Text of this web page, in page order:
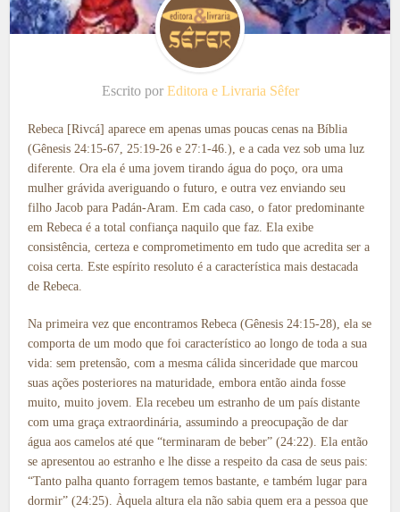
Escrito por Editora e Livraria Sêfer
Rebeca [Rivcá] aparece em apenas umas poucas cenas na Bíblia
(Gênesis 24:15-67, 25:19-26 e 27:1-46.), e a cada vez sob uma luz
diferente. Ora ela é uma jovem tirando água do poço, ora uma
mulher grávida averiguando o futuro, e outra vez enviando seu
filho Jacob para Padán-Aram. Em cada caso, o fator predominante
em Rebeca é a total confiança naquilo que faz. Ela exibe
consistência, certeza e comprometimento em tudo que acredita ser a
coisa certa. Este espírito resoluto é a característica mais destacada
de Rebeca.
Na primeira vez que encontramos Rebeca (Gênesis 24:15-28), ela se
comporta de um modo que foi característico ao longo de toda a sua
vida: sem pretensão, com a mesma cálida sinceridade que marcou
suas ações posteriores na maturidade, embora então ainda fosse
muito, muito jovem. Ela recebeu um estranho de um país distante
com uma graça extraordinária, assumindo a preocupação de dar
água aos camelos até que “terminaram de beber” (24:22). Ela então
se apresentou ao estranho e lhe disse a respeito da casa de seus pais:
“Tanto palha quanto forragem temos bastante, e também lugar para
dormir” (24:25). Àquela altura ela não sabia quem era a pessoa que